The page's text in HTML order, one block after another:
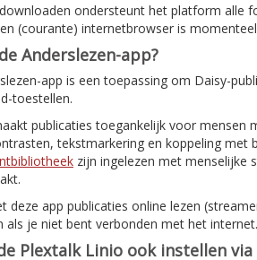
ondersteunt het platform alle
(courante) internetbrowser is
Anderslezen-app?
app is een toepassing om Daisy-
toestellen.
publicaties toegankelijk voor mensen
tekstmarkering en koppeling met
zijn ingelezen met menselijke
deze app publicaties online lezen
als je niet bent verbonden met het internet.
Plextalk Linio ook instellen